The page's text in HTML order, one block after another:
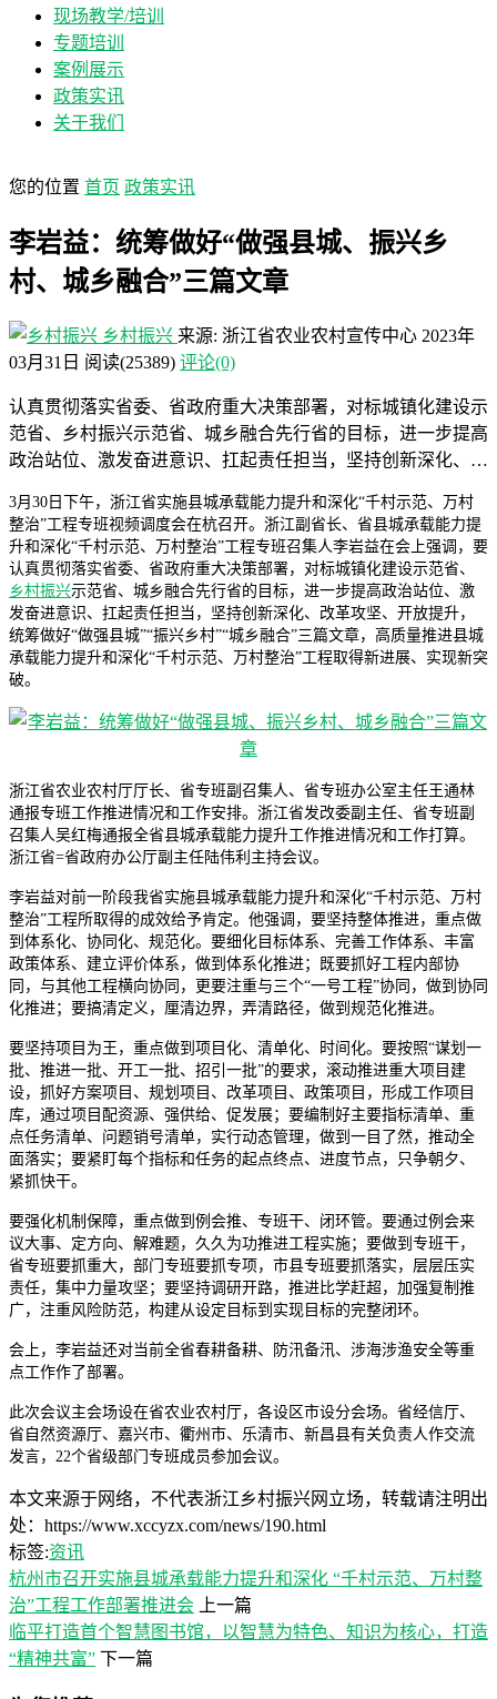
现场教学/培训
专题培训
案例展示
政策实讯
关于我们
您的位置 首页 政策实讯
李岩益：统筹做好“做强县城、振兴乡
村、城乡融合”三篇文章
乡村振兴 来源: 浙江省农业农村宣传中心 2023年
03月31日 阅读(25389) 评论(0)
认真贯彻落实省委、省政府重大决策部署，对标城镇化建设示
范省、乡村振兴示范省、城乡融合先行省的目标，进一步提高
政治站位、激发奋进意识、扛起责任担当，坚持创新深化、…
3月30日下午，浙江省实施县城承载能力提升和深化“千村示范、万村
整治”工程专班视频调度会在杭召开。浙江副省长、省县城承载能力提
升和深化“千村示范、万村整治”工程专班召集人李岩益在会上强调，要
认真贯彻落实省委、省政府重大决策部署，对标城镇化建设示范省、
乡村振兴示范省、城乡融合先行省的目标，进一步提高政治站位、激
发奋进意识、扛起责任担当，坚持创新深化、改革攻坚、开放提升，
统筹做好“做强县城”“振兴乡村”“城乡融合”三篇文章，高质量推进县城
承载能力提升和深化“千村示范、万村整治”工程取得新进展、实现新突
破。
浙江省农业农村厅厅长、省专班副召集人、省专班办公室主任王通林
通报专班工作推进情况和工作安排。浙江省发改委副主任、省专班副
召集人吴红梅通报全省县城承载能力提升工作推进情况和工作打算。
浙江省=省政府办公厅副主任陆伟利主持会议。
李岩益对前一阶段我省实施县城承载能力提升和深化“千村示范、万村
整治”工程所取得的成效给予肯定。他强调，要坚持整体推进，重点做
到体系化、协同化、规范化。要细化目标体系、完善工作体系、丰富
政策体系、建立评价体系，做到体系化推进；既要抓好工程内部协
同，与其他工程横向协同，更要注重与三个“一号工程”协同，做到协同
化推进；要搞清定义，厘清边界，弄清路径，做到规范化推进。
要坚持项目为王，重点做到项目化、清单化、时间化。要按照“谋划一
批、推进一批、开工一批、招引一批”的要求，滚动推进重大项目建
设，抓好方案项目、规划项目、改革项目、政策项目，形成工作项目
库，通过项目配资源、强供给、促发展；要编制好主要指标清单、重
点任务清单、问题销号清单，实行动态管理，做到一目了然，推动全
面落实；要紧盯每个指标和任务的起点终点、进度节点，只争朝夕、
紧抓快干。
要强化机制保障，重点做到例会推、专班干、闭环管。要通过例会来
议大事、定方向、解难题，久久为功推进工程实施；要做到专班干，
省专班要抓重大，部门专班要抓专项，市县专班要抓落实，层层压实
责任，集中力量攻坚；要坚持调研开路，推进比学赶超，加强复制推
广，注重风险防范，构建从设定目标到实现目标的完整闭环。
会上，李岩益还对当前全省春耕备耕、防汛备汛、涉海涉渔安全等重
点工作作了部署。
此次会议主会场设在省农业农村厅，各设区市设分会场。省经信厅、
省自然资源厅、嘉兴市、衢州市、乐清市、新昌县有关负责人作交流
发言，22个省级部门专班成员参加会议。
本文来源于网络，不代表浙江乡村振兴网立场，转载请注明出
处：https://www.xccyzx.com/news/190.html
标签:资讯
杭州市召开实施县城承载能力提升和深化 “千村示范、万村整
治”工程工作部署推进会
上一篇
临平打造首个智慧图书馆，以智慧为特色、知识为核心，打造
“精神共富” 下一篇